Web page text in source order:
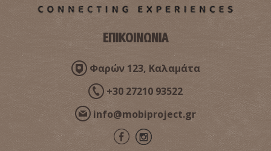
ΕΠΙΚΟΙΝΩΝΙΑ
Φαρών 123, Καλαμάτα
+30 27210 93522
info@mobiproject.gr